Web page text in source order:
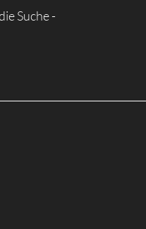
Suche -